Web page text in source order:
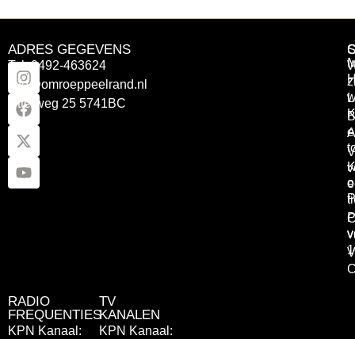
ADRES GEGEVENS
Tel: 0492-463624
info@omroeppeelrand.nl
Otterweg 25 5741BC
RADIO
FREQUENTIES
KPN Kanaal:
TV
KANALEN
KPN Kanaal: